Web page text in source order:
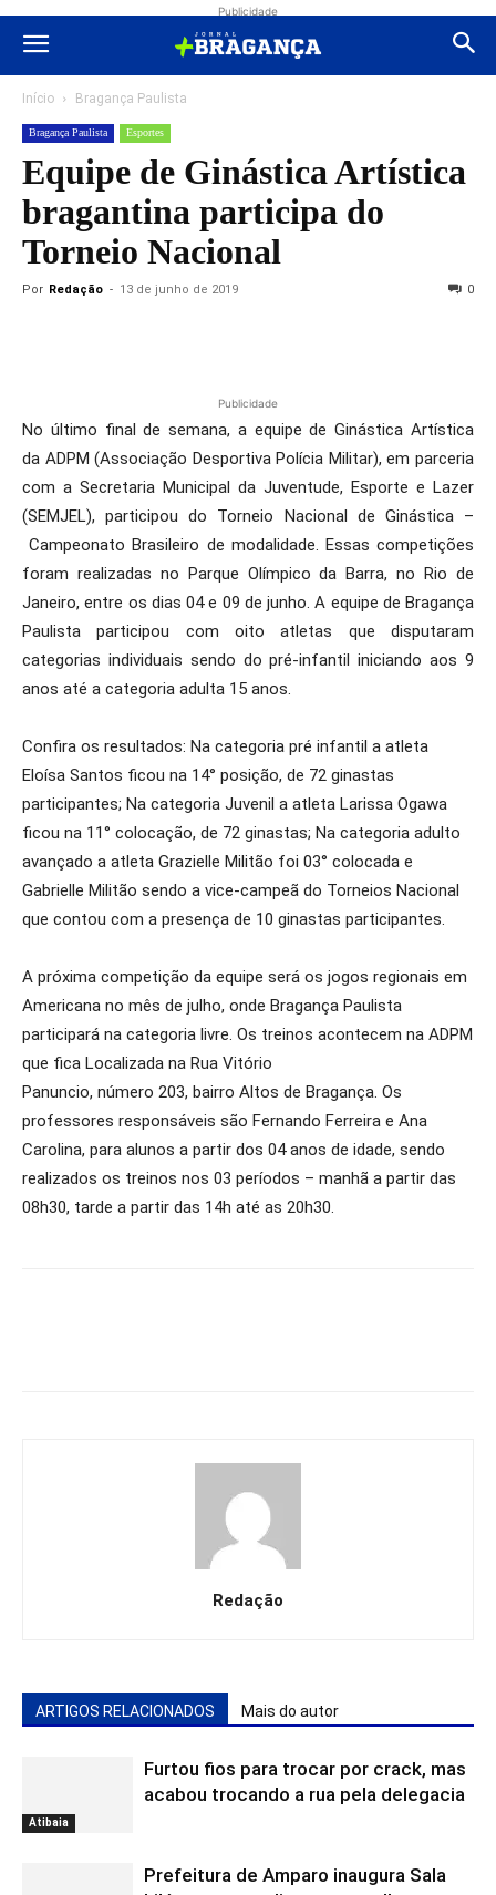
Publicidade
Início Bragança Paulista
Bragança Paulista Esportes
Equipe de Ginástica Artística
bragantina participa do
Torneio Nacional
Por Redação - 13 de junho de 2019 0
Publicidade
No último final de semana, a equipe de Ginástica Artística
da ADPM (Associação Desportiva Polícia Militar), em parceria
com a Secretaria Municipal da Juventude, Esporte e Lazer
(SEMJEL), participou do Torneio Nacional de Ginástica –
Campeonato Brasileiro de modalidade. Essas competições
foram realizadas no Parque Olímpico da Barra, no Rio de
Janeiro, entre os dias 04 e 09 de junho. A equipe de Bragança
Paulista participou com oito atletas que disputaram
categorias individuais sendo do pré-infantil iniciando aos 9
anos até a categoria adulta 15 anos.
Confira os resultados: Na categoria pré infantil a atleta
Eloísa Santos ficou na 14° posição, de 72 ginastas
participantes; Na categoria Juvenil a atleta Larissa Ogawa
ficou na 11° colocação, de 72 ginastas; Na categoria adulto
avançado a atleta Grazielle Militão foi 03° colocada e
Gabrielle Militão sendo a vice-campeã do Torneios Nacional
que contou com a presença de 10 ginastas participantes.
A próxima competição da equipe será os jogos regionais em
Americana no mês de julho, onde Bragança Paulista
participará na categoria livre. Os treinos acontecem na ADPM
que fica Localizada na Rua Vitório
Panuncio, número 203, bairro Altos de Bragança. Os
professores responsáveis são Fernando Ferreira e Ana
Carolina, para alunos a partir dos 04 anos de idade, sendo
realizados os treinos nos 03 períodos – manhã a partir das
08h30, tarde a partir das 14h até as 20h30.
Redação
ARTIGOS RELACIONADOS Mais do autor
Atibaia
Furtou fios para trocar por crack, mas
acabou trocando a rua pela delegacia
Prefeitura de Amparo inaugura Sala